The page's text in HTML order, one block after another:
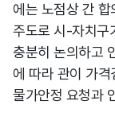
에는 노점상 간 합
주도로 시-자치구
충분히 논의하고
에 따라 관이 가격
물가안정 요청과